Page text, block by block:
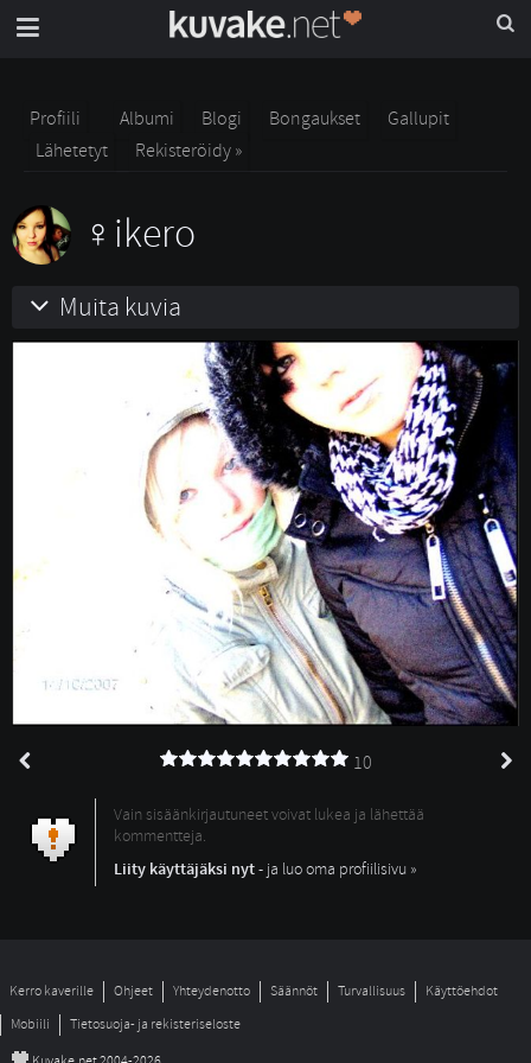
Profiili Albumi Blogi Bongaukset
Gallupit
Lähetetyt
Rekisteröidy »
ikero
Muita kuvia
10
Vain sisäänkirjautuneet voivat lukea ja lähettää
kommentteja.
Liity käyttäjäksi nyt- ja luo oma profiilisivu »
Kerro kaverille Ohjeet Yhteydenotto Säännöt Turvallisuus
Käyttöehdot
Mobiili
Tietosuoja- ja rekisteriseloste